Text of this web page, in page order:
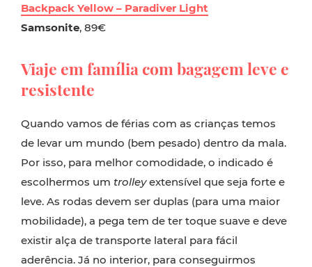
Backpack Yellow – Paradiver Light
Samsonite, 89€
Viaje em família com bagagem leve e
resistente
Quando vamos de férias com as crianças temos
de levar um mundo (bem pesado) dentro da mala.
Por isso, para melhor comodidade, o indicado é
escolhermos um trolleyextensível que seja forte e
leve. As rodas devem ser duplas (para uma maior
mobilidade), a pega tem de ter toque suave e deve
existir alça de transporte lateral para fácil
aderência. Já no interior, para conseguirmos